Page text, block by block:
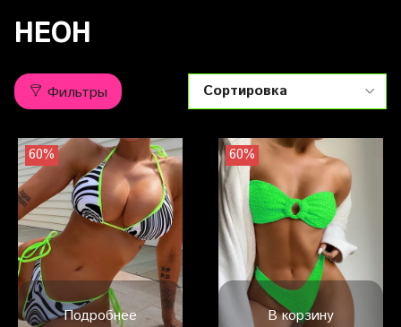
НЕОН
Фильтры
Подробнее
60%
В корзину
60%